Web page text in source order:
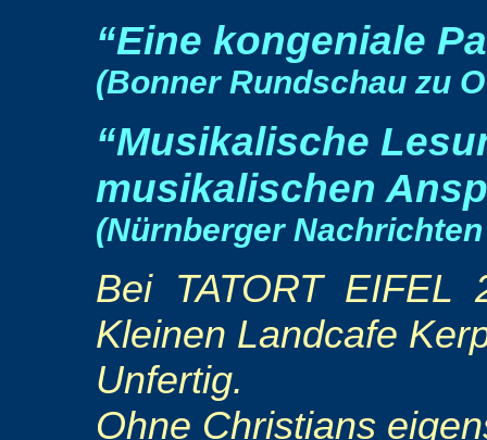
“Eine kongeniale
(Bonner Rundschau zu
“Musikalische
musikalischen
(Nürnberger Nachrichten
Bei TATORT EIFEL
Kleinen Landcafe
Unfertig.
Ohne Christians